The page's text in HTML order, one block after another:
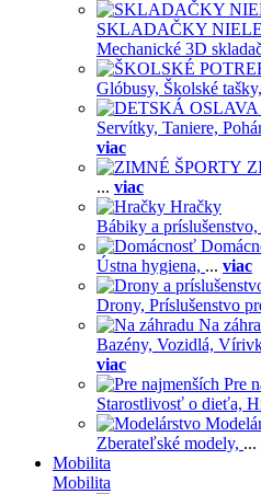
SKLADAČKY
Mechanické 3D
Glóbusy, Školské tašky,
Servítky, Taniere,
viac
... viac
Hračky
Bábiky a príslušenstvo,
Ústna hygiena, ... viac
Drony, Príslušenstvo
Na
Bazény, Vozidlá,
viac
Pre
Starostlivosť o dieťa,
Zberateľské modely, ...
Mobilita
Mobilita